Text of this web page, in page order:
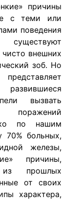
причины
с теми или
поведения
внешних
зоб. Но
вызвать
поражений
по нашим
70% больных,
железы,
причины,
прошлых
от своих
характера,